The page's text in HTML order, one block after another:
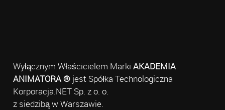
Wyłącznym Właścicielem Marki AKADEMIA
ANIMATORA ®jest Spółka Technologiczna
Korporacja.NET Sp. z o. o.
z siedzibą w Warszawie.